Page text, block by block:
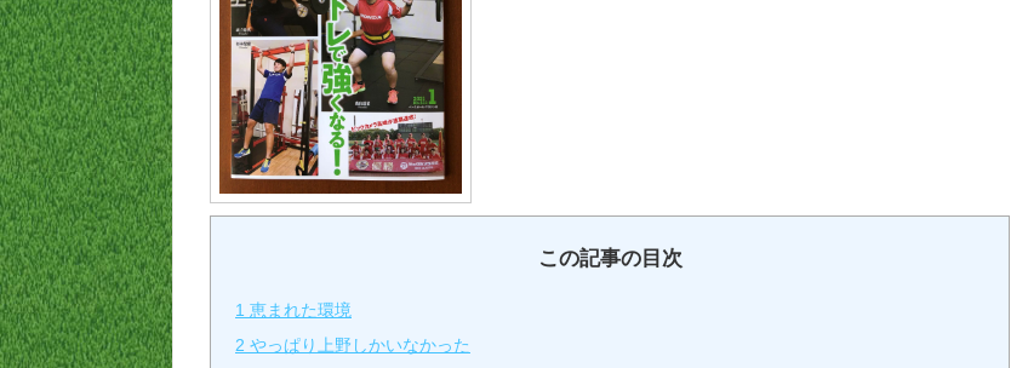
この記事の目次
1 恵まれた環境
2 やっぱり上野しかいなかった